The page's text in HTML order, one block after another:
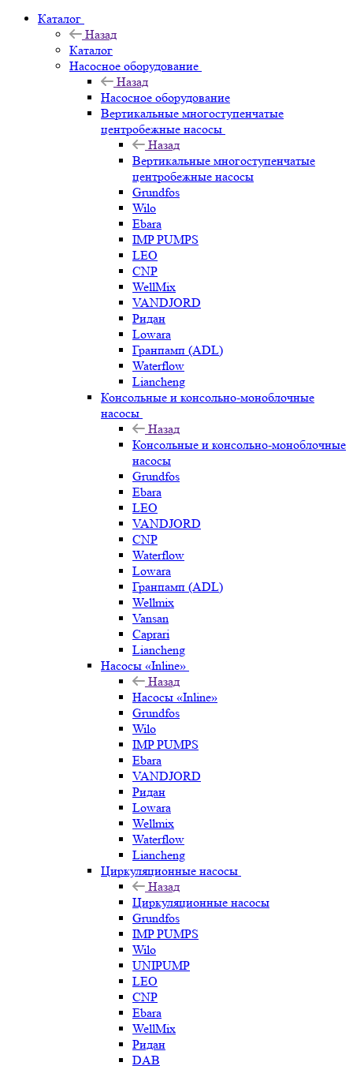
Каталог
Назад
Каталог
Насосное оборудование
Назад
Насосное оборудование
Вертикальные многоступенчатые
центробежные насосы
Назад
Вертикальные многоступенчатые
центробежные насосы
Grundfos
Wilo
Ebara
IMP PUMPS
LEO
CNP
WellMix
VANDJORD
Ридан
Lowara
Гранпамп (ADL)
Waterflow
Liancheng
Консольные и консольно-моноблочные
насосы
Назад
Консольные и консольно-моноблочные
насосы
Grundfos
Ebara
LEO
VANDJORD
CNP
Waterflow
Lowara
Гранпамп (ADL)
Wellmix
Vansan
Caprari
Liancheng
Насосы «Inline»
Назад
Насосы «Inline»
Grundfos
Wilo
IMP PUMPS
Ebara
VANDJORD
Ридан
Lowara
Wellmix
Waterflow
Liancheng
Циркуляционные насосы
Назад
Циркуляционные насосы
Grundfos
IMP PUMPS
Wilo
UNIPUMP
LEO
CNP
Ebara
WellMix
Ридан
DAB